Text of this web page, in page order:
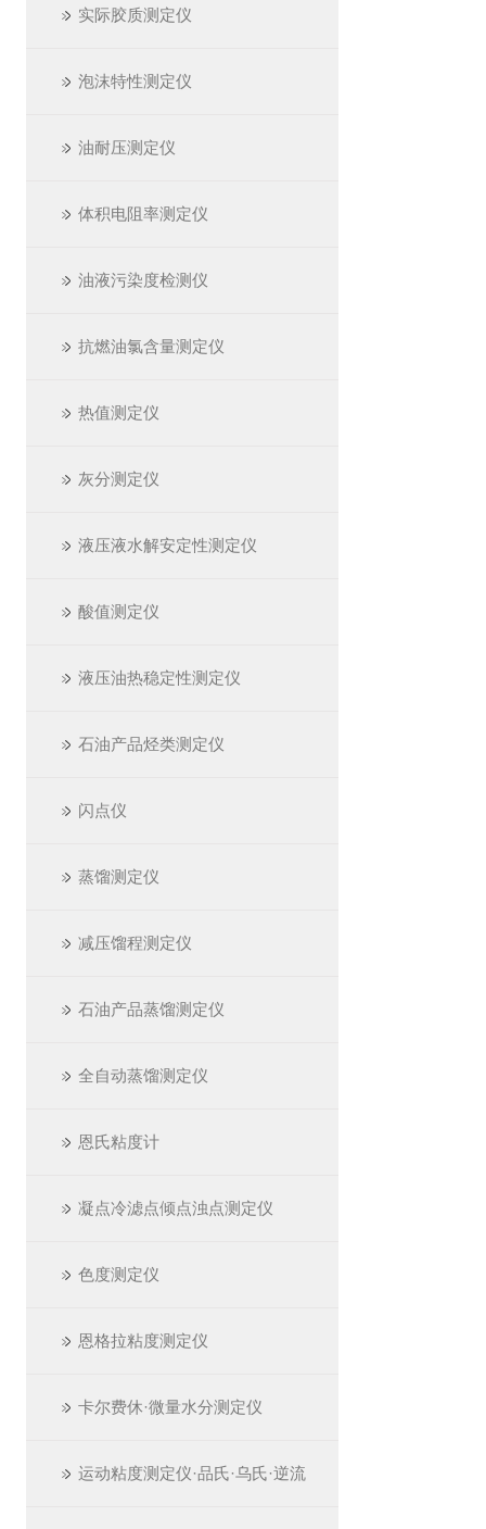
实际胶质测定仪
泡沫特性测定仪
油耐压测定仪
体积电阻率测定仪
油液污染度检测仪
抗燃油氯含量测定仪
热值测定仪
灰分测定仪
液压液水解安定性测定仪
酸值测定仪
液压油热稳定性测定仪
石油产品烃类测定仪
闪点仪
蒸馏测定仪
减压馏程测定仪
石油产品蒸馏测定仪
全自动蒸馏测定仪
恩氏粘度计
凝点冷滤点倾点浊点测定仪
色度测定仪
恩格拉粘度测定仪
卡尔费休·微量水分测定仪
运动粘度测定仪·品氏·乌氏·逆流